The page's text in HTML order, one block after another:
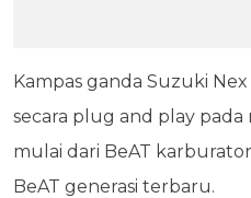
Kampas ganda Suzuki
secara plug and play pada
mulai dari BeAT
BeAT generasi terbaru.